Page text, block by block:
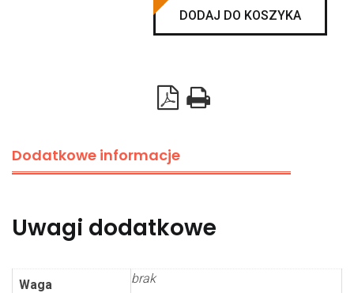
ilość
prowadnic
129x75x2mm
fi8mm
DODAJ DO KOSZYKA
Dodatkowe informacje
Uwagi dodatkowe
Waga brak